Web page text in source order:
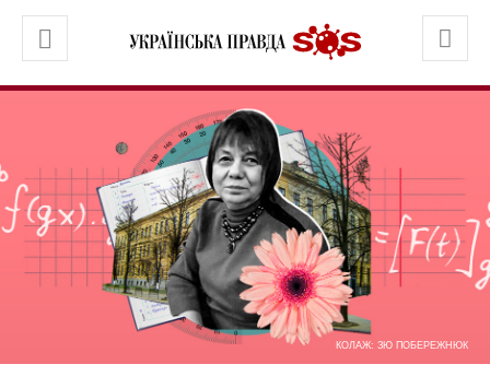
КОЛАЖ: ЗЮ ПОБЕРЕЖНЮК